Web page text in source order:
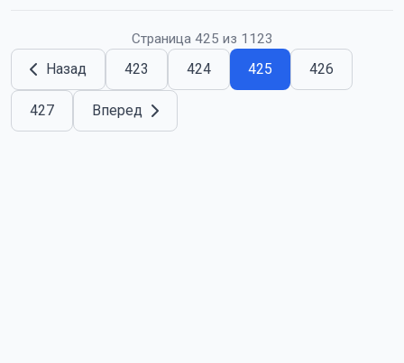
Страница 425 из 1123
Назад 423 424 425 426
427 Вперед